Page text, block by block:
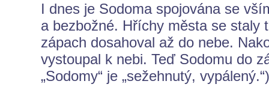
I dnes je Sodoma spojována se
a bezbožné. Hříchy města se staly
zápach dosahoval až do nebe.
vystoupal k nebi. Teď Sodomu do
„Sodomy“ je „sežehnutý, vypálený.“)